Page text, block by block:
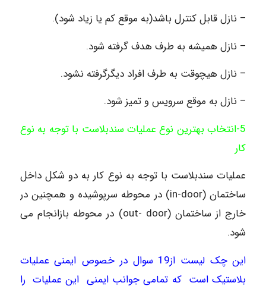
– نازل قابل کنترل باشد(به موقع کم یا زیاد شود).
– نازل همیشه به طرف هدف گرفته شود.
– نازل هیچوقت به طرف افراد دیگرگرفته نشود.
– نازل به موقع سرویس و تمیز شود.
5-انتخاب بهترین نوع عملیات سندبلاست با توجه به نوع
کار
عملیات سندبلاست با توجه به نوع کار به دو شکل داخل
ساختمان (in-door) در محوطه سرپوشیده و همچنین در
خارج از ساختمان (out- door) در محوطه بازانجام می
شود.
اینچک لیست از19 سوال در خصوص ایمنیعملیات
بلاستیک است که تمامی جوانبایمنی این عملیات را